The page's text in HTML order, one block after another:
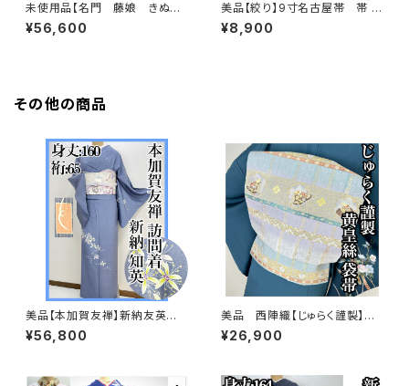
未使用品【名門 藤娘 きぬた
や】総絞り 9寸 名古屋帯
正絹s616
¥56,600
美品【絞り】9寸名古屋帯 帯 正
絹 s610
¥8,900
その他の商品
美品【本加賀友禅】新納友英
紬 訪問着 正絹 袷s665
¥56,800
美品 西陣織【じゅらく謹製】黄
皇絲 落款 正絹 袋帯s762
¥26,900